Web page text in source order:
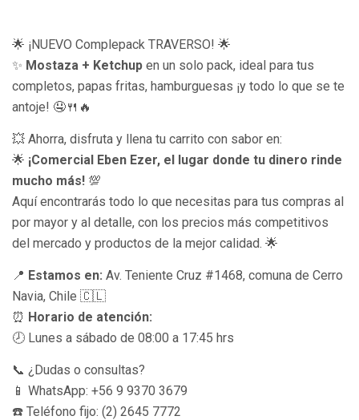
🌟 ¡NUEVO Complepack TRAVERSO! 🌟
✨ Mostaza + Ketchup en un solo pack, ideal para tus
completos, papas fritas, hamburguesas ¡y todo lo que se te
antoje! 🤤🍴🔥
💥 Ahorra, disfruta y llena tu carrito con sabor en:
🌟 ¡Comercial Eben Ezer, el lugar donde tu dinero rinde
mucho más! 💯
Aquí encontrarás todo lo que necesitas para tus compras al
por mayor y al detalle, con los precios más competitivos
del mercado y productos de la mejor calidad. 🌟
📍 Estamos en: Av. Teniente Cruz #1468, comuna de Cerro
Navia, Chile 🇨🇱
⏰ Horario de atención:
🕗 Lunes a sábado de 08:00 a 17:45 hrs
📞 ¿Dudas o consultas?
📱 WhatsApp: +56 9 9370 3679
☎️ Teléfono fijo: (2) 2645 7772